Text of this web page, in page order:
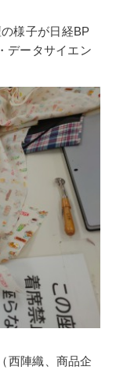
様子が日経BP
データサイエン
西陣織、商品企